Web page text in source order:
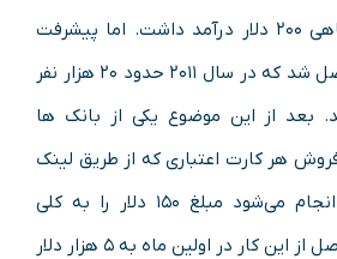
بپذیرد و در نتیجه ماهی ۲۰۰ دلار درآمد داشت. اما پیشرفت
اصلی سایت زمانی حاصل شد که در سال ۲۰۱۱ حدود ۲۰ هزار نفر
بعد از این موضوع یکی از بانک‌ ها
هر کارت اعتباری که از طریق لینک‌
های این وب‌ سایت انجام می‌شود مبلغ ۱۵۰ دلار را به کلی
پرداخت کند. درآمد حاصل از این کار در اولین ماه به ۵ هزار دلار